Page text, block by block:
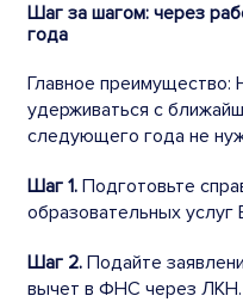
Шаг за шагом: через
года
Главное
удерживаться с
следующего года не
Шаг 1. Подготовьте
образовательных услуг
Шаг 2. Подайте
вычет в ФНС через